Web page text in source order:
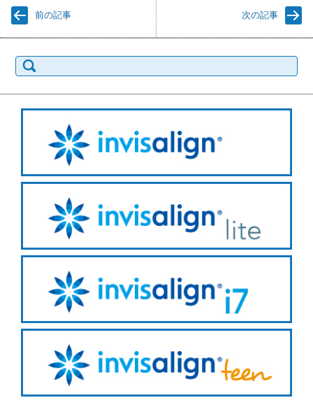
前の記事 次の記事
検
索: